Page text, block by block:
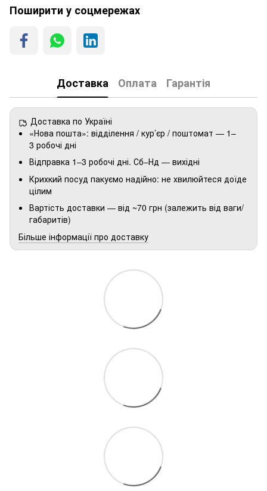
Поширити у соцмережах
Доставка Оплата Гарантія
Доставка по Україні
«Нова пошта»: відділення / кур’єр / поштомат — 1–
3 робочі дні
Відправка 1–3 робочі дні. Сб–Нд — вихідні
Крихкий посуд пакуємо надійно: не хвилюйтеся доїде
цілим
Вартість доставки — від ~70 грн (залежить від ваги/
габаритів)
Більше інформації про доставку